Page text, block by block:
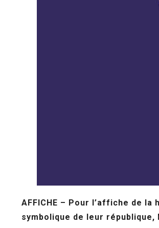
AFFICHE – Pour l’affiche de
symbolique de leur république,